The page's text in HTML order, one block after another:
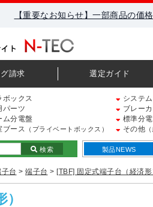
【重要なお知らせ】一部商品の価
請求 選定ガイド
ボックス システ
パーツ ブレー
ム分電盤 標準分
ブース （プライベートボックス） その他
検索 製品NEWS
台 > 端子台 > [TBF] 固定式端子台（経済形